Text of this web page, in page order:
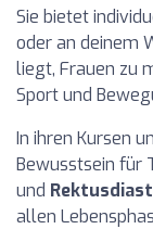
Sie bietet
oder an deinem
liegt, Frauen zu
Sport und
In ihren Kursen
Bewusstsein für
und
allen